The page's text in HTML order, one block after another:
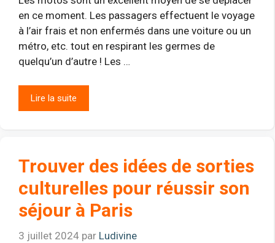
en ce moment. Les passagers effectuent le voyage
à l’air frais et non enfermés dans une voiture ou un
métro, etc. tout en respirant les germes de
quelqu’un d’autre ! Les …
Lire la suite
Trouver des idées de sorties
culturelles pour réussir son
séjour à Paris
3 juillet 2024 par Ludivine